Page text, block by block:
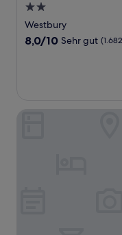
2.0-
Sterne-
Unterkunft
Westbury
8.0
Bewertungen)
8,0/10 Sehr gut